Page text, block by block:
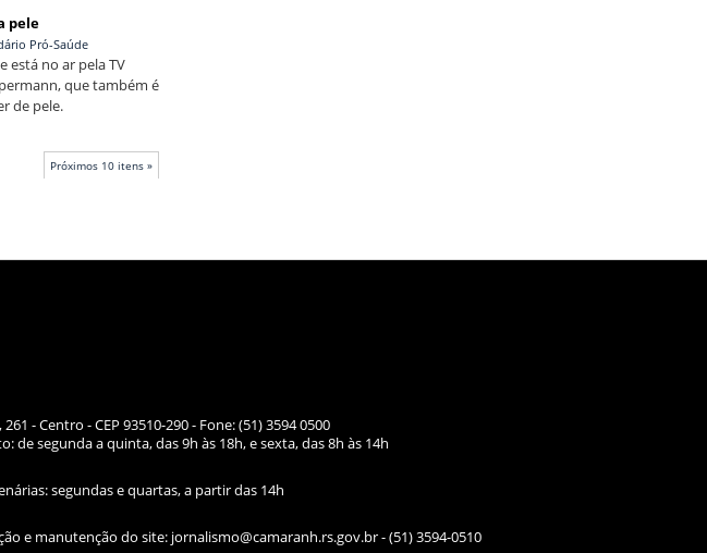
pele
Pró-Saúde
está no ar pela TV
que também é
de pele.
Próximos 10 itens »
- Centro - CEP 93510-290 - Fone: (51) 3594 0500
de segunda a quinta, das 9h às 18h, e sexta, das8h às 14h
segundas e quartas, a partir das 14h
e manutenção do site: jornalismo@camaranh.rs.gov.br- (51) 3594-0510